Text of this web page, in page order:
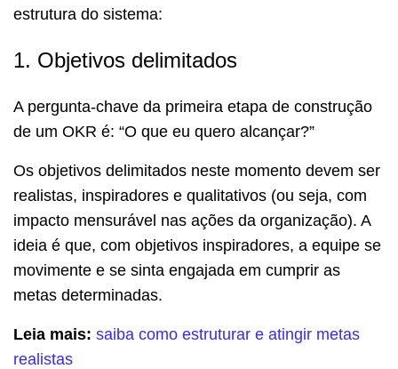
estrutura do sistema:
1. Objetivos delimitados
A pergunta-chave da primeira etapa de construção
de um OKR é: “O que eu quero alcançar?”
Os objetivos delimitados neste momento devem ser
realistas, inspiradores e qualitativos (ou seja, com
impacto mensurável nas ações da organização). A
ideia é que, com objetivos inspiradores, a equipe se
movimente e se sinta engajada em cumprir as
metas determinadas.
Leia mais: saiba como estruturar e atingir metas
realistas